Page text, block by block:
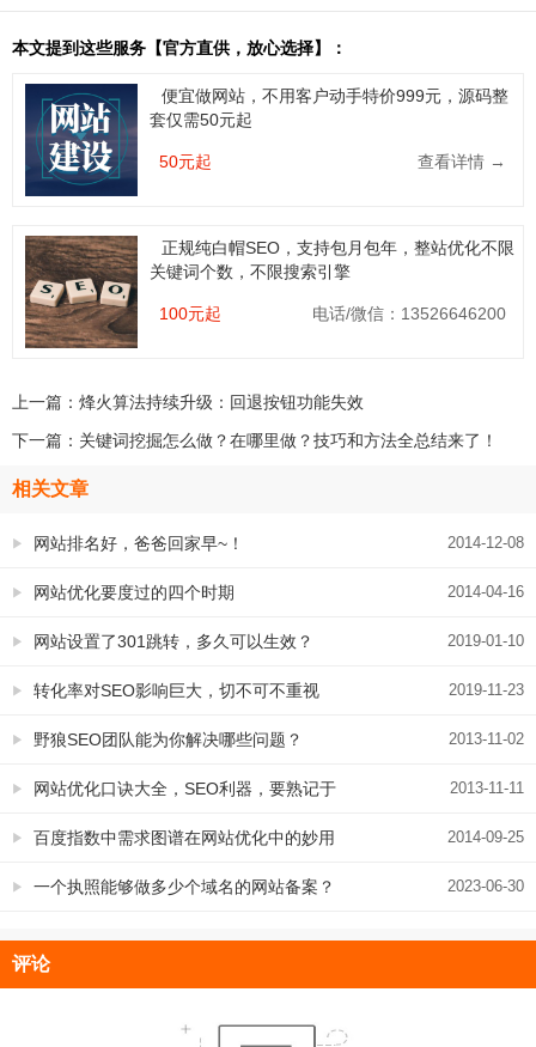
本文提到这些服务【官方直供，放心选择】：
便宜做网站，不用客户动手特价999元，源码整
套仅需50元起
50元起 查看详情 →
正规纯白帽SEO，支持包月包年，整站优化不限
关键词个数，不限搜索引擎
100元起 电话/微信：13526646200
上一篇： 烽火算法持续升级：回退按钮功能失效
下一篇： 关键词挖掘怎么做？在哪里做？技巧和方法全总结来了！
相关文章
2014-12-08
网站排名好，爸爸回家早~！
2014-04-16
网站优化要度过的四个时期
2019-01-10
网站设置了301跳转，多久可以生效？
2019-11-23
转化率对SEO影响巨大，切不可不重视
2013-11-02
野狼SEO团队能为你解决哪些问题？
2013-11-11
网站优化口诀大全，SEO利器，要熟记于
心 2014-09-25
百度指数中需求图谱在网站优化中的妙用
2023-06-30
一个执照能够做多少个域名的网站备案？
评论